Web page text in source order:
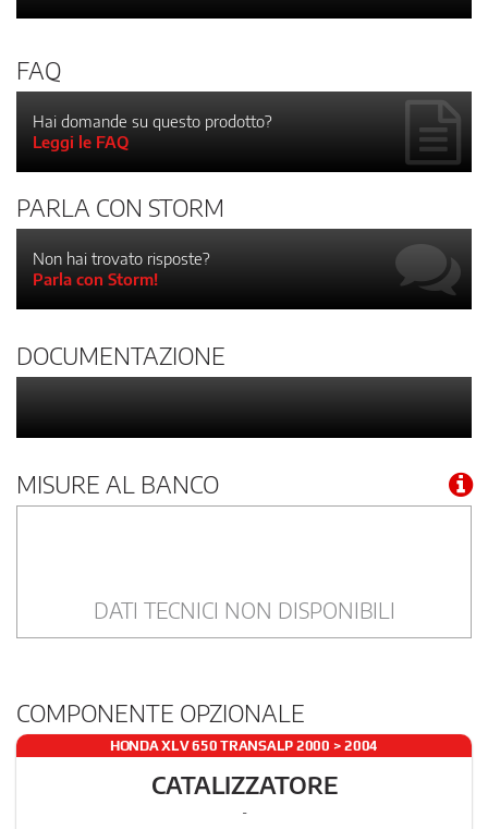
FAQ
Hai domande su questo prodotto?
Leggi le FAQ
PARLA CON STORM
Non hai trovato risposte?
Parla con Storm!
DOCUMENTAZIONE
MISURE AL BANCO
DATI TECNICI NON DISPONIBILI
COMPONENTE OPZIONALE
HONDA XLV 650 TRANSALP 2000 > 2004
CATALIZZATORE
-